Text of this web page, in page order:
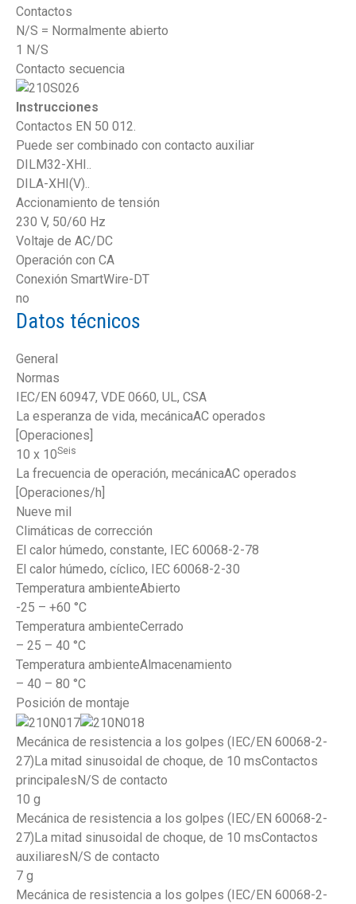
Contactos
N/S = Normalmente abierto
1 N/S
Contacto secuencia
Instrucciones
Contactos EN 50 012.
Puede ser combinado con contacto auxiliar
DILM32-XHI..
DILA-XHI(V)..
Accionamiento de tensión
230 V, 50/60 Hz
Voltaje de AC/DC
Operación con CA
Conexión SmartWire-DT
no
Datos técnicos
General
Normas
IEC/EN 60947, VDE 0660, UL, CSA
La esperanza de vida, mecánicaAC operados
[Operaciones]
10 x 10Seis
La frecuencia de operación, mecánicaAC operados
[Operaciones/h]
Nueve mil
Climáticas de corrección
El calor húmedo, constante, IEC 60068-2-78
El calor húmedo, cíclico, IEC 60068-2-30
Temperatura ambienteAbierto
-25 – +60 °C
Temperatura ambienteCerrado
– 25 – 40 °C
Temperatura ambienteAlmacenamiento
– 40 – 80 °C
Posición de montaje
Mecánica de resistencia a los golpes (IEC/EN 60068-2-
27)La mitad sinusoidal de choque, de 10 msContactos
principalesN/S de contacto
10 g
Mecánica de resistencia a los golpes (IEC/EN 60068-2-
27)La mitad sinusoidal de choque, de 10 msContactos
auxiliaresN/S de contacto
7 g
Mecánica de resistencia a los golpes (IEC/EN 60068-2-